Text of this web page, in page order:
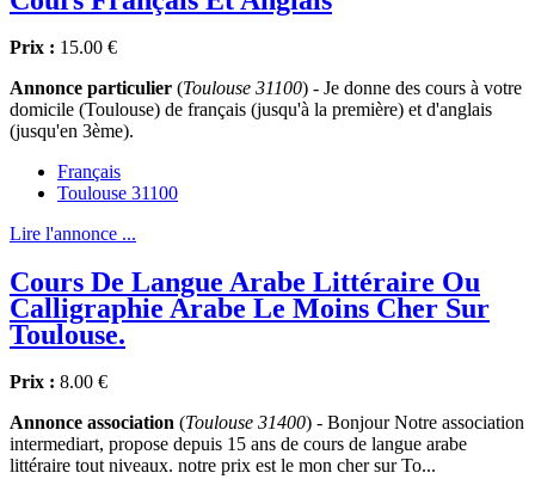
Prix : 15.00 €
Annonce particulier (Toulouse 31100) - Je donne des cours à votre
domicile (Toulouse) de français (jusqu'à la première) et d'anglais
(jusqu'en 3ème).
Français
Toulouse 31100
Lire l'annonce ...
Cours De Langue Arabe Littéraire Ou
Calligraphie Arabe Le Moins Cher Sur
Toulouse.
Prix : 8.00 €
Annonce association (Toulouse 31400) - Bonjour Notre association
intermediart, propose depuis 15 ans de cours de langue arabe
littéraire tout niveaux. notre prix est le mon cher sur To...